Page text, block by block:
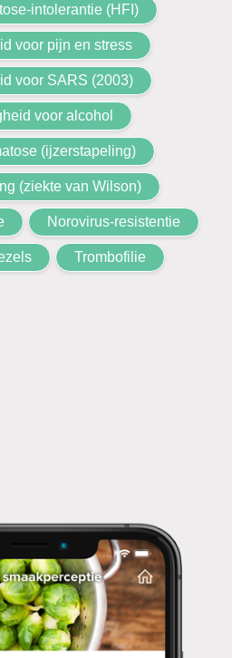
intolerantie (HFI)
voor pijn en stress
voor SARS (2003)
voor alcohol
(ijzerstapeling)
(ziekte van Wilson)
Norovirus-resistentie
Trombofilie